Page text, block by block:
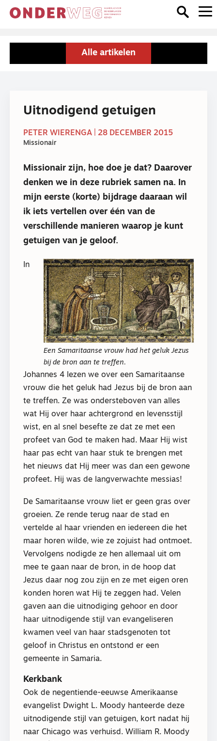
Alle artikelen
Uitnodigend getuigen
PETER WIERENGA | 28 DECEMBER 2015
Missionair
Missionair zijn, hoe doe je dat? Daarover
denken we in deze rubriek samen na. In
mijn eerste (korte) bijdrage daaraan wil
ik iets vertellen over één van de
verschillende manieren waarop je kunt
getuigen van je geloof.
Een Samaritaanse vrouw had het geluk Jezus
bij de bron aan te treffen.
In
Johannes 4 lezen we over een Samaritaanse
vrouw die het geluk had Jezus bij de bron aan
te treffen. Ze was ondersteboven van alles
wat Hij over haar achtergrond en levensstijl
wist, en al snel besefte ze dat ze met een
profeet van God te maken had. Maar Hij wist
haar pas echt van haar stuk te brengen met
het nieuws dat Hij meer was dan een gewone
profeet. Hij was de langverwachte messias!
De Samaritaanse vrouw liet er geen gras over
groeien. Ze rende terug naar de stad en
vertelde al haar vrienden en iedereen die het
maar horen wilde, wie ze zojuist had ontmoet.
Vervolgens nodigde ze hen allemaal uit om
mee te gaan naar de bron, in de hoop dat
Jezus daar nog zou zijn en ze met eigen oren
konden horen wat Hij te zeggen had. Velen
gaven aan die uitnodiging gehoor en door
haar uitnodigende stijl van evangeliseren
kwamen veel van haar stadsgenoten tot
geloof in Christus en ontstond er een
gemeente in Samaria.
Kerkbank
Ook de negentiende-eeuwse Amerikaanse
evangelist Dwight L. Moody hanteerde deze
uitnodigende stijl van getuigen, kort nadat hij
naar Chicago was verhuisd. William R. Moody